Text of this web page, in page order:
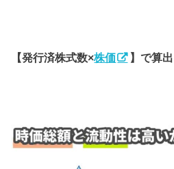
【発行済株式数×株価 】で算